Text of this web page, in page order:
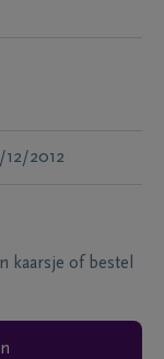
12/2012
kaarsje of bestel